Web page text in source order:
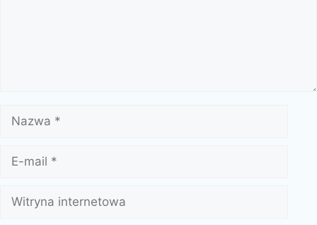
Nazwa
mail
Witryna
internetowa